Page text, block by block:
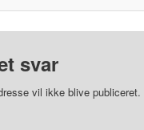
svar
vil ikke blive publiceret.